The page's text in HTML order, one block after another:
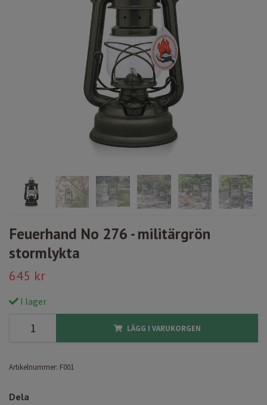
Feuerhand No 276 - militärgrön
stormlykta
645 kr
I lager
LÄGG I VARUKORGEN
Artikelnummer: F001
Dela